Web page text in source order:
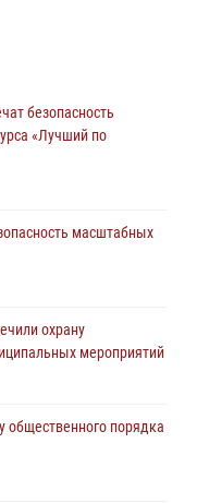
центр лицензионно-
партию вооружения в
шестиборью
правопорядка:
гражданина за
безопасность
«Лучший по
масштабных
охрану
мероприятий
общественного порядка